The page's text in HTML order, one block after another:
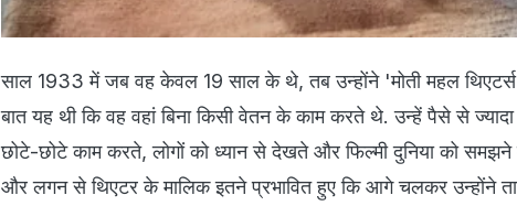
साल 1933 में जब वह केवल 19 साल के थे, तब उन्होंने 'मोती महल
बात यह थी कि वह वहां बिना किसी वेतन के काम करते थे. उन्हें पैसे से
छोटे-छोटे काम करते, लोगों को ध्यान से देखते और फिल्मी दुनिया को
और लगन से थिएटर के मालिक इतने प्रभावित हुए कि आगे चलकर उन्होंने